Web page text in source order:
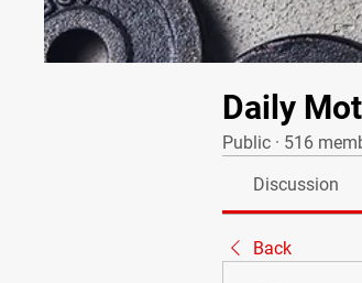
Daily
Public · 516
Discussion
Back